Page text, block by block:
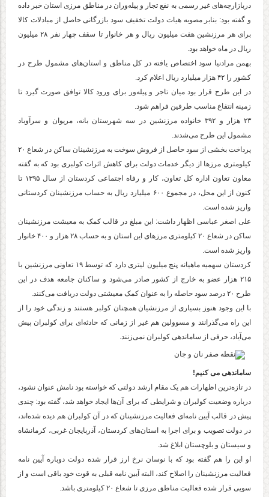
دربازارچە‌های غیر رسمی بە نفع تجار و پیلەوران در مناطق مرزی استان خبر داده
و گفته بود: بنابر مصوبه هیات دولت تخفیف سود بازرگانی حاصل از مبادلات کالا
برای هر مرزنشین هفت میلیون ریال و هر خانوار تا سقف چهار نفر ۲۸ میلیون
ریال در ماه خواهد بود.
بهمن مرادنیا سود اختصاص یافته در کل مناطق و استان‌های مشمول طرح در
کشور را ۴۲ هزار میلیارد ریال اعلام کرد.
در این طرح قرار بود میان تاجر و پیله‌ور برای ورود کالا توافق صورت گیرد تا
زمینه انتفاع مناسب طرفین فراهم شود.
۲۳ هزار و ۳۹۲ خانواده مرزنشین در سه شهرستان بانه، مریوان و سرآوباد
مشمول این طرح می‌شدند.
پرداخت بخشی از سود حاصل از فروش سوخت به مرزنشینان ساکن در شعاع ۲۰
کیلومتری مرز‌ها از دیگر خدمات دولت برای کاهش اثرات کولبری بود که به گفته
معاون تعاون اداره کل تعاون، کار و رفاه اجتماعی کردستان از سال ۱۳۹۵ تا
کنون از این محل، در مجموع ۶۰۰ میلیارد ریال به حساب مرزنشینان کردستانی
واریز شده است.
علی اصغر عباسی اظهار داشت: این مبلغ در قالب کمک به معیشت مرزنشینان
ساکن در شعاع ۲۰ کیلومتری مرز‌های این استان و به حساب ۲۸ هزار و ۴۰۰ خانوار
واریز شده است.
کردستان سهمیه ماهیانه پنج میلیون لیتری دارد که توسط ۱۹ تعاونی مرزنشین با
۲۱۵ هزار عضو به خارج از کشور صادر می‌شود و ساکنان جامعه هدف در این
طرح ۲۰ درصد سود حاصله را به عنوان کمک معیشتی دولت دریافت می‌کنند.
با این وجود هنوز بسیاری از مرزنشیان همچنان کولبر هستند و زندگی خود را از
این راه می‌گذرانند و مسوولین هم غیر از زمانی که حادثه‌ای برای کولبران پیش
می‌آیاد، حرفی از ساماندهی کولبران نمی‌زنند.
ساماندهی می کنیم!
در تازه‌ترین اظهارات هم یک مقام ارشد دولتی که خواسته بود نامش عنوان نشود،
درباره وضعیت کولبران و شرایطی که برای آن‌ها ایجاد خواهد شد، گفته بود: چندی
پیش در قالب آیین نامه‌ای فعالیت مرزنشینان که در آن کولبران هم دیده شده‌اند،
در دولت تصویب و برای اجرا به استان‌های کردستان، آذربایجان غربی، کرمانشاه
و سیستان و بلوچستان ابلاغ شد.
او این را هم گفته بود که با نوسان نرخ ارز قرار شده دولت دوباره آیین نامه
فعالیت مرزنشینان را اصلاح کند، البته آیین نامه قبلی به قوت خود باقی است و از
سویی قرار شده فعالیت مناطق مرزی تا شعاع ۲۰ کیلومتری باشد.